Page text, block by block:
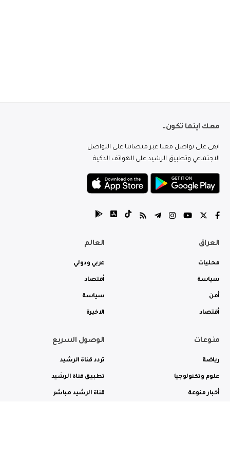
معك اينما تكون..
ابقى على تواصل معنا عبر منصاتنا على التواصل
الاجتماعي وتطبيق الرشيد على الهواتف الذكية.
العراق
محليات
سياسة
أمن
أقتصاد
العالم
عربي ودولي
أقتصاد
سياسة
الاخيرة
منوعات
رياضة
علوم وتكنولوجيا
أخبار منوعة
الوصول السريع
تردد قناة الرشيد
تطبيق قناة الرشيد
قناة الرشيد مباشر